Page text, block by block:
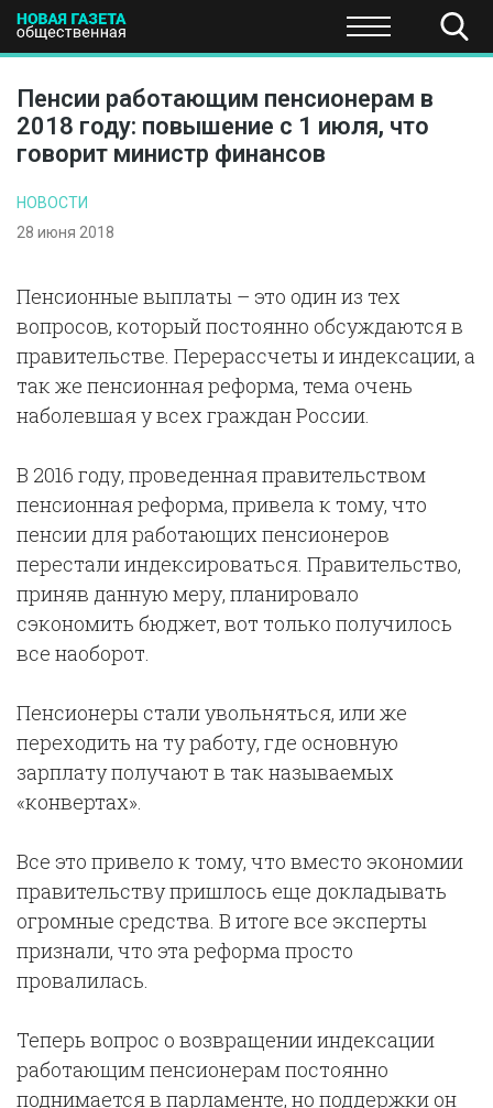
ПОЛИТИКА ЭКОНОМИКА НАУКА И
Пенсии работающим пенсионерам в
2018 году: повышение с 1 июля, что
говорит министр финансов
НОВОСТИ
28 июня 2018
Пенсионные выплаты – это один из тех
вопросов, который постоянно обсуждаются в
правительстве. Перерассчеты и индексации, а
так же пенсионная реформа, тема очень
наболевшая у всех граждан России.
В 2016 году, проведенная правительством
пенсионная реформа, привела к тому, что
пенсии для работающих пенсионеров
перестали индексироваться. Правительство,
приняв данную меру, планировало
сэкономить бюджет, вот только получилось
все наоборот.
Пенсионеры стали увольняться, или же
переходить на ту работу, где основную
зарплату получают в так называемых
«конвертах».
Все это привело к тому, что вместо экономии
правительству пришлось еще докладывать
огромные средства. В итоге все эксперты
признали, что эта реформа просто
провалилась.
Теперь вопрос о возвращении индексации
работающим пенсионерам постоянно
поднимается в парламенте, но поддержки он